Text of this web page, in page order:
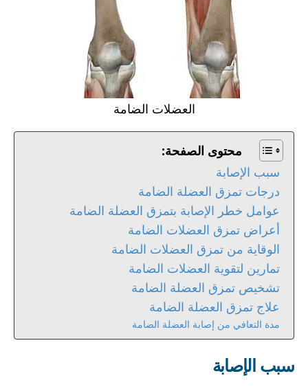
العضلات الضامة
محتوى الصفحة:
سبب الإصابة
درجات تمزق العضلة الضامة
عوامل خطر الإصابة بتمزق العضلة الضامة
أعراض تمزق العضلات الضامة
الوقاية من تمزق العضلات الضامة
تمارين لتقوية العضلات الضامة
تشخيص تمزق العضلة الضامة
علاج تمزق العضلة الضامة
مدة التعافي من إصابة العضلة الضامة
سبب الإصابة